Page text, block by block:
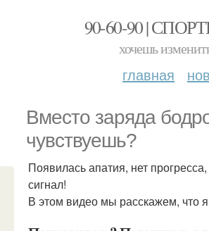
90-60-90 |
хочешь
главная
Вместо заряда
чувствуешь?
Появилась апатия, нет
сигнал!
В этом видео мы расскажем, что